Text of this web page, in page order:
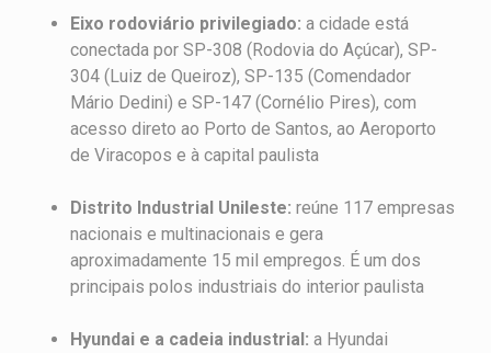
Eixo rodoviário privilegiado: a cidade está
conectada por SP-308 (Rodovia do Açúcar), SP-
304 (Luiz de Queiroz), SP-135 (Comendador
Mário Dedini) e SP-147 (Cornélio Pires), com
acesso direto ao Porto de Santos, ao Aeroporto
de Viracopos e à capital paulista
Distrito Industrial Unileste: reúne 117 empresas
nacionais e multinacionais e gera
aproximadamente 15 mil empregos. É um dos
principais polos industriais do interior paulista
Hyundai e a cadeia industrial: a Hyundai